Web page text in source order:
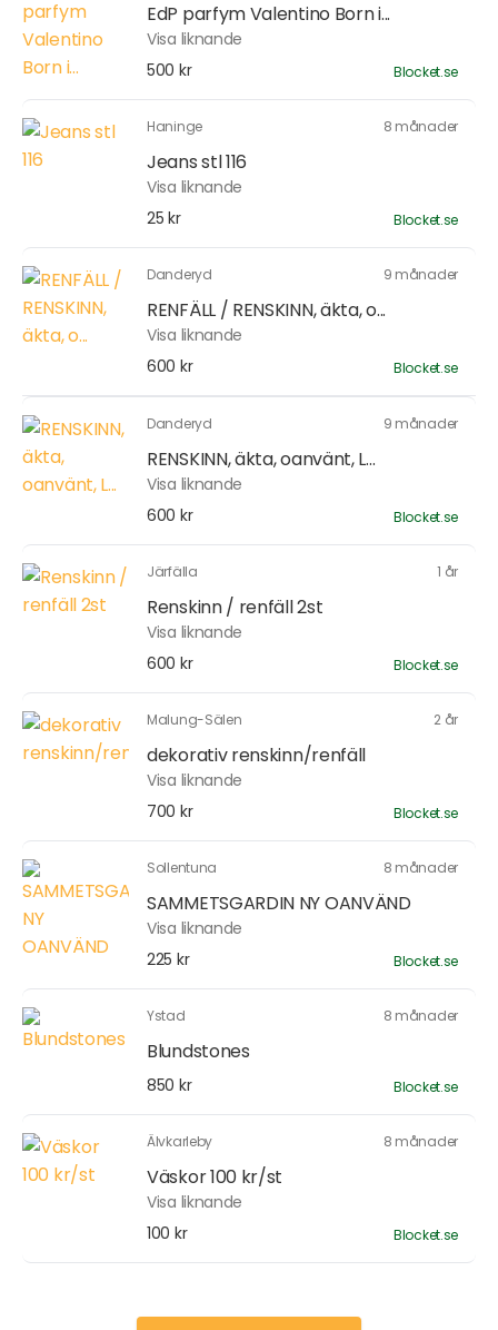
EdP parfym Valentino Born i...
Visa liknande
500 kr
Blocket.se
Haninge 8 månader
Jeans stl 116
Visa liknande
25 kr
Blocket.se
Danderyd 9 månader
RENFÄLL / RENSKINN, äkta, o...
Visa liknande
600 kr
Blocket.se
Danderyd 9 månader
RENSKINN, äkta, oanvänt, L...
Visa liknande
600 kr
Blocket.se
Järfälla 1 år
Renskinn / renfäll 2st
Visa liknande
600 kr
Blocket.se
Malung-Sälen 2 år
dekorativ renskinn/renfäll
Visa liknande
700 kr
Blocket.se
Sollentuna 8 månader
SAMMETSGARDIN NY OANVÄND
Visa liknande
225 kr
Blocket.se
Ystad 8 månader
Blundstones
850 kr Blocket.se
Älvkarleby 8 månader
Väskor 100 kr/st
Visa liknande
100 kr
Blocket.se